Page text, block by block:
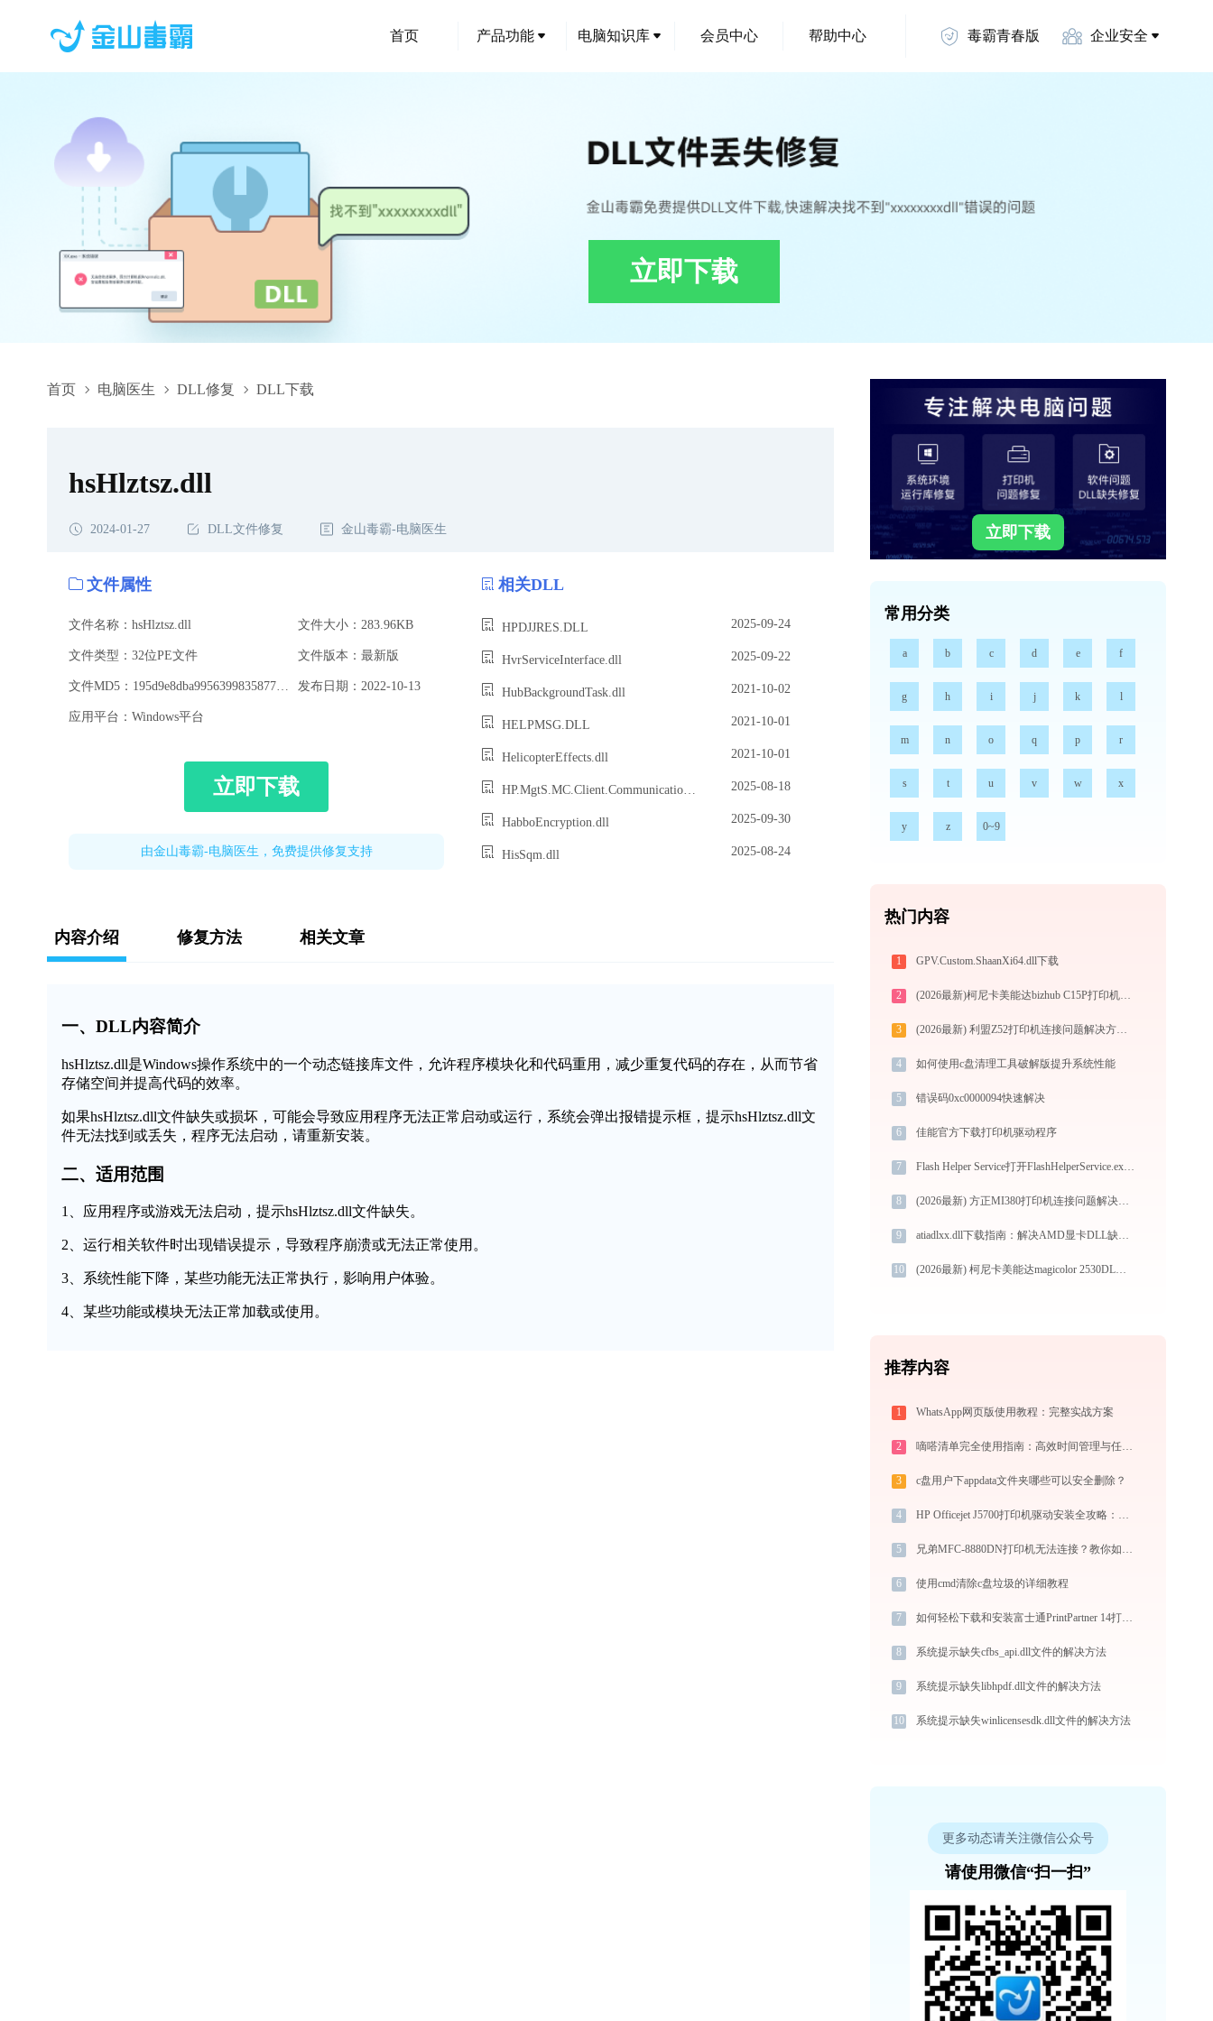
首页 产品功能 电脑知识库 会员中心 帮助中心 毒霸青春版 企业安全
立即下载
首页 电脑医生 DLL修复 DLL下载
hsHlztsz.dll,hsHlztsz.dll下载,hsHlztsz.dll修复
hsHlztsz.dll
2024-01-27 DLL文件修复 金山毒霸-电脑医生
文件属性
文件名称：hsHlztsz.dll 文件大小：283.96KB
文件类型：32位PE文件 文件版本：最新版
发布日期：2022-10-13
应用平台：Windows平台
立即下载
由金山毒霸-电脑医生，免费提供修复支持
相关DLL
HPDJJRES.DLL 2025-09-24
HvrServiceInterface.dll 2025-09-22
HubBackgroundTask.dll 2021-10-02
HELPMSG.DLL 2021-10-01
HelicopterEffects.dll 2021-10-01
HP.MgtS.MC.Client.CommunicationManagerContractForTrayPipes.dll 2025-08-18
HabboEncryption.dll 2025-09-30
HisSqm.dll 2025-08-24
内容介绍 修复方法 相关文章
一、DLL内容简介
hsHlztsz.dll是Windows操作系统中的一个动态链接库文件，允许程序模块化和代码重用，减少重复代码的存在，从而节省
存储空间并提高代码的效率。
如果hsHlztsz.dll文件缺失或损坏，可能会导致应用程序无法正常启动或运行，系统会弹出报错提示框，提示hsHlztsz.dll文
件无法找到或丢失，程序无法启动，请重新安装。
二、适用范围
1、应用程序或游戏无法启动，提示hsHlztsz.dll文件缺失。
2、运行相关软件时出现错误提示，导致程序崩溃或无法正常使用。
3、系统性能下降，某些功能无法正常执行，影响用户体验。
4、某些功能或模块无法正常加载或使用。
立即下载
常用分类
a b c d e f
g h i j k l
m n o q p r
s t u v w x
y z 0~9
热门内容
1 GPV.Custom.ShaanXi64.dll下载
2 (2026最新)柯尼卡美能达bizhub C15P打印机驱动如何下载安装？这里有你需要的所有信息
3 (2026最新) 利盟Z52打印机连接问题解决方法 -金山毒霸
4 如何使用c盘清理工具破解版提升系统性能
5 错误码0xc0000094快速解决
6 佳能官方下载打印机驱动程序
7 Flash Helper Service打开FlashHelperService.exe提示0xc000000d错误码怎么办
8 (2026最新) 方正MI380打印机连接问题解决方法 -金山毒霸
9 atiadlxx.dll下载指南：解决AMD显卡DLL缺失问题，32/64位官方免费版
10 (2026最新) 柯尼卡美能达magicolor 2530DL快速连接教程 - 金山毒霸
推荐内容
1 WhatsApp网页版使用教程：完整实战方案
2 嘀嗒清单完全使用指南：高效时间管理与任务规划工具，让你的每一天井井有条
3 c盘用户下appdata文件夹哪些可以安全删除？
4 HP Officejet J5700打印机驱动安装全攻略：从下载到安装完全教程
5 兄弟MFC-8880DN打印机无法连接？教你如何解决！-金山毒霸
6 使用cmd清除c盘垃圾的详细教程
7 如何轻松下载和安装富士通PrintPartner 14打印机驱动？跟着这篇指南走
8 系统提示缺失cfbs_api.dll文件的解决方法
9 系统提示缺失libhpdf.dll文件的解决方法
10 系统提示缺失winlicensesdk.dll文件的解决方法
更多动态请关注微信公众号
请使用微信“扫一扫”